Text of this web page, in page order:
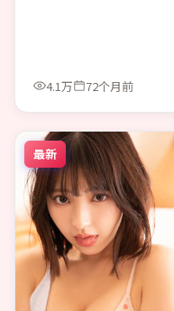
4.1万 72个月前
最新